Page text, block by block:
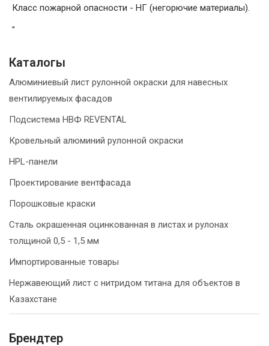
Класс пожарной опасности - НГ (негорючие материалы).
"
Каталогы
Алюминиевый лист рулонной окраски для навесных
вентилируемых фасадов
Подсистема НВФ REVENTAL
Кровельный алюминий рулонной окраски
HPL-панели
Проектирование вентфасада
Порошковые краски
Сталь окрашенная оцинкованная в листах и рулонах
толщиной 0,5 - 1,5 мм
Импортированные товары
Нержавеющий лист с нитридом титана для объектов в
Казахстане
Брендтер